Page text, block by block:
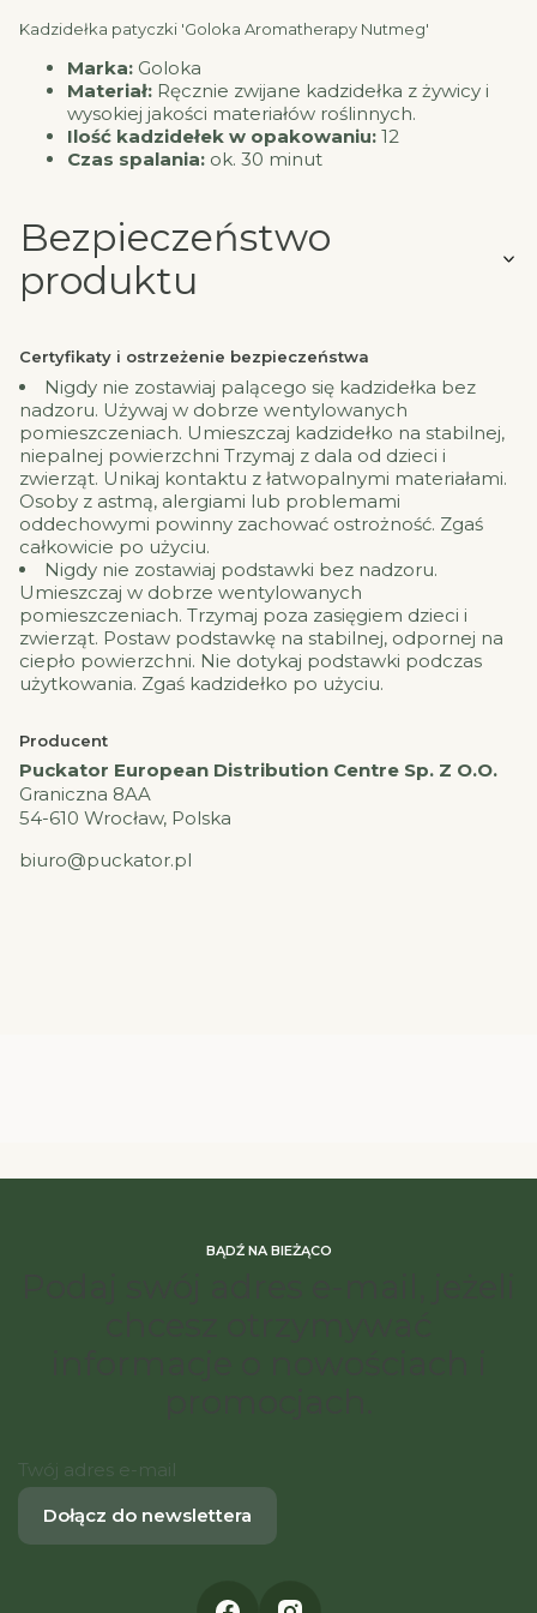
Kadzidełka patyczki 'Goloka Aromatherapy Nutmeg'
Marka: Goloka
Materiał: Ręcznie zwijane kadzidełka z żywicy i
wysokiej jakości materiałów roślinnych.
Ilość kadzidełek w opakowaniu: 12
Czas spalania: ok. 30 minut
Bezpieczeństwo
produktu
Certyfikaty i ostrzeżenie bezpieczeństwa
Nigdy nie zostawiaj palącego się kadzidełka bez
nadzoru. Używaj w dobrze wentylowanych
pomieszczeniach. Umieszczaj kadzidełko na stabilnej,
niepalnej powierzchni Trzymaj z dala od dzieci i
zwierząt. Unikaj kontaktu z łatwopalnymi materiałami.
Osoby z astmą, alergiami lub problemami
oddechowymi powinny zachować ostrożność. Zgaś
całkowicie po użyciu.
Nigdy nie zostawiaj podstawki bez nadzoru.
Umieszczaj w dobrze wentylowanych
pomieszczeniach. Trzymaj poza zasięgiem dzieci i
zwierząt. Postaw podstawkę na stabilnej, odpornej na
ciepło powierzchni. Nie dotykaj podstawki podczas
użytkowania. Zgaś kadzidełko po użyciu.
Producent
Puckator European Distribution Centre Sp. Z O.O.
Graniczna 8AA
54-610 Wrocław, Polska
biuro@puckator.pl
BĄDŹ NA BIEŻĄCO
Twój adres e-mail
Dołącz do newslettera